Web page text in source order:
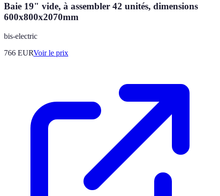
Baie 19" vide, à assembler 42 unités, dimensions
600x800x2070mm
bis-electric
766 EURVoir le prix